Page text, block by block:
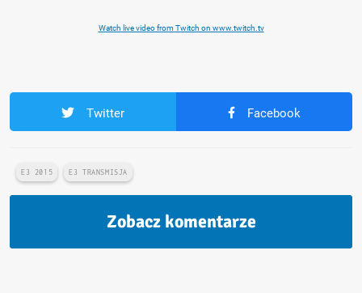
Watch live video from Twitch on www.twitch.tv
Twitter Facebook
E3 2015 E3 TRANSMISJA
Zobacz komentarze